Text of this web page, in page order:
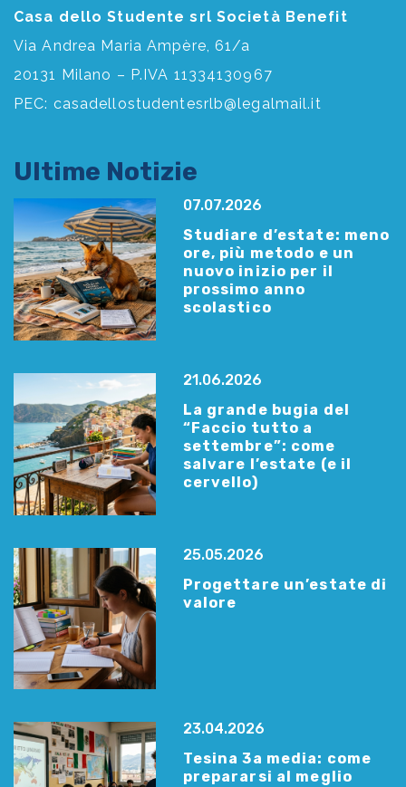
Casa dello Studente srl Società Benefit
Via Andrea Maria Ampère, 61/a
20131 Milano – P.IVA 11334130967
PEC: casadellostudentesrlb@legalmail.it
Ultime Notizie
07.07.2026
Studiare d’estate: meno
ore, più metodo e un
nuovo inizio per il
prossimo anno
scolastico
21.06.2026
La grande bugia del
“Faccio tutto a
settembre”: come
salvare l’estate (e il
cervello)
25.05.2026
Progettare un’estate di
valore
23.04.2026
Tesina 3a media: come
prepararsi al meglio